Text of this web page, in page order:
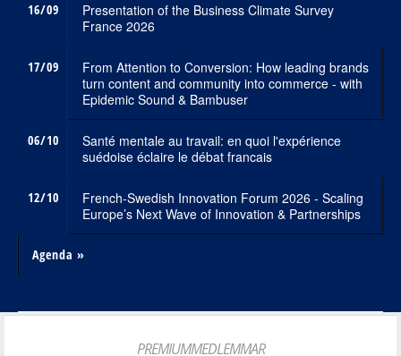
16/09
Presentation of the Business Climate Survey
France 2026
17/09
From Attention to Conversion: How leading brands
turn content and community into commerce - with
Epidemic Sound & Bambuser
06/10
Santé mentale au travail: en quoi l'expérience
suédoise éclaire le débat francais
12/10
French-Swedish Innovation Forum 2026 - Scaling
Europe’s Next Wave of Innovation & Partnerships
Agenda »
PREMIUMMEDLEMMAR